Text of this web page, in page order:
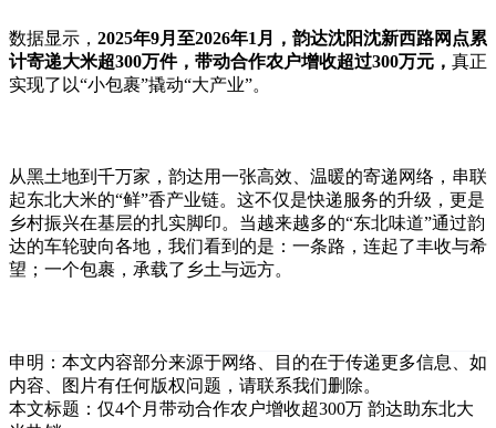
数据显示， 2025年9月至2026年1 月，韵达沈阳沈新西路网点累
计寄递大米超300万件，带动合作农户增收超过300万元， 真正
实现了以“小包裹”撬动“大产业”。
从黑土地到千万家，韵达用一张高效、温暖的寄递网络，串联
起东北大米的“鲜”香产业链。这不仅是快递服务的升级，更是
乡村振兴在基层的扎实脚印。当越来越多的“东北味道”通过韵
达的车轮驶向各地，我们看到的是：一条路，连起了丰收与希
望；一个包裹，承载了乡土与远方。
申明：本文内容部分来源于网络、目的在于传递更多信息、如
内容、图片有任何版权问题，请联系我们删除。
本文标题： 仅4个月带动合作农户增收超300万 韵达助东北大